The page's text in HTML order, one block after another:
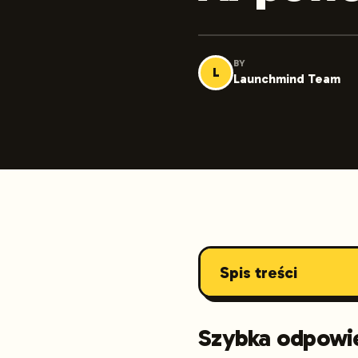
L
BY
Launchmind Team
Spis treści
Szybka